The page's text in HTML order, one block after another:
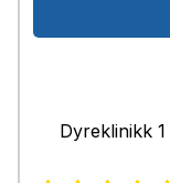
Dyreklinikk